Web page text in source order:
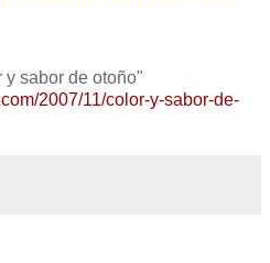
y sabor de otoño"
2007/11/color-y-sabor-de-